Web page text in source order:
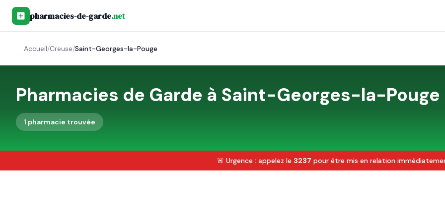
pharmacies-de-garde.net
Accueil/Creuse/Saint-Georges-la-Pouge
Pharmacies de Garde à Saint-Georges-la-Pouge
1 pharmacie trouvée
🚨 Urgence : appelez le 3237 pour être mis en relation